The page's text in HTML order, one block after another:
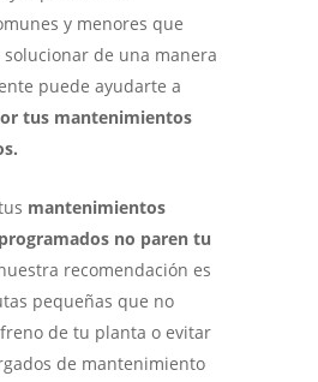
y menores que
de una manera
puede ayudarte a
tus mantenimientos
mantenimientos
no paren tu
recomendación es
pequeñas que no
de tu planta o evitar
de mantenimiento